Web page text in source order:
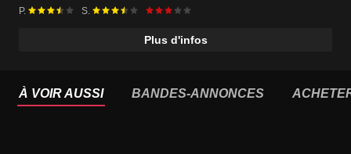
P. S.
Plus d'infos
À VOIR AUSSI BANDES-ANNONCES